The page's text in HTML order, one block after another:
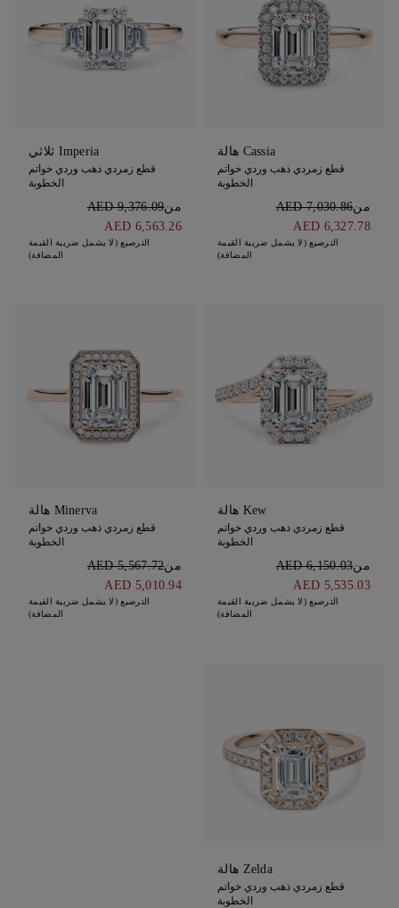
Cassia هالة
قطع زمردي ذهب وردي خواتم
الخطوبة
منAED 7,030.86
AED 6,327.78
الترصيع (لا يشمل ضريبة القيمة
المضافة)
Imperia ثلاثي
قطع زمردي ذهب وردي خواتم
الخطوبة
منAED 9,376.09
AED 6,563.26
الترصيع (لا يشمل ضريبة القيمة
المضافة)
Kew هالة
قطع زمردي ذهب وردي خواتم
الخطوبة
منAED 6,150.03
AED 5,535.03
الترصيع (لا يشمل ضريبة القيمة
المضافة)
Minerva هالة
قطع زمردي ذهب وردي خواتم
الخطوبة
منAED 5,567.72
AED 5,010.94
الترصيع (لا يشمل ضريبة القيمة
المضافة)
Zelda هالة
قطع زمردي ذهب وردي خواتم
الخطوبة